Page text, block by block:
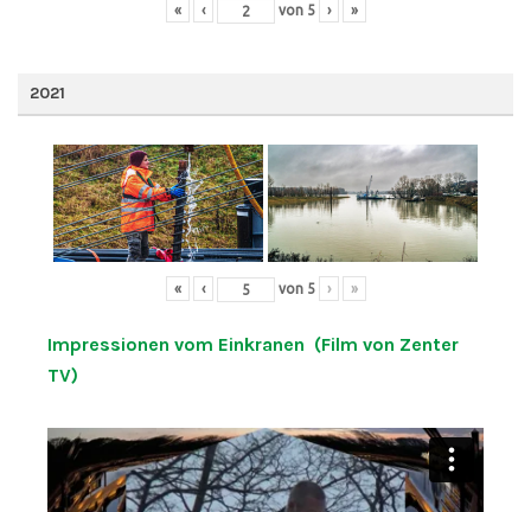
« ‹ von 5 › »
2021
« ‹ von 5 › »
Impressionen vom Einkranen (Film von Zenter
TV)